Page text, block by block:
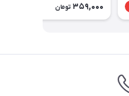
359,000 تومان